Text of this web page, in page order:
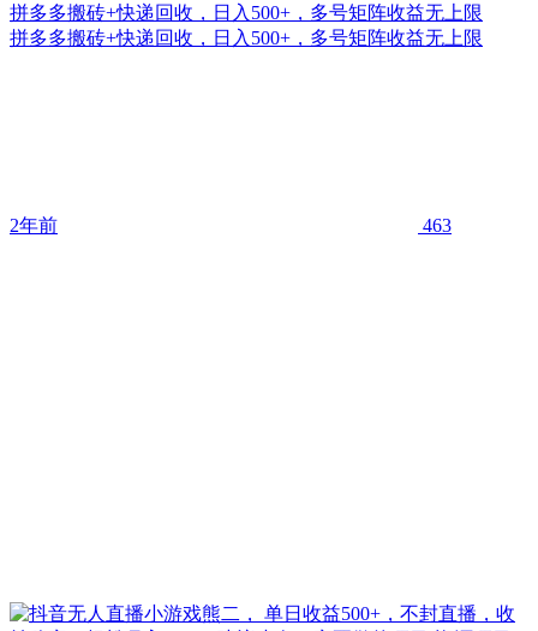
拼多多搬砖+快递回收，日入500+，多号矩阵收益无上限
拼多多搬砖+快递回收，日入500+，多号矩阵收益无上限
2年前 463